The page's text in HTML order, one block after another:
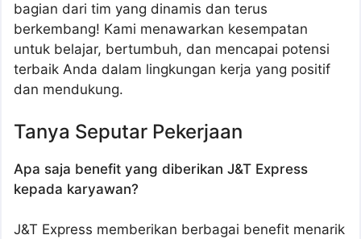
bagian dari tim yang dinamis dan terus
berkembang! Kami menawarkan kesempatan
untuk belajar, bertumbuh, dan mencapai potensi
terbaik Anda dalam lingkungan kerja yang positif
dan mendukung.
Tanya Seputar Pekerjaan
Apa saja benefit yang diberikan J&T Express
kepada karyawan?
J&T Express memberikan berbagai benefit menarik